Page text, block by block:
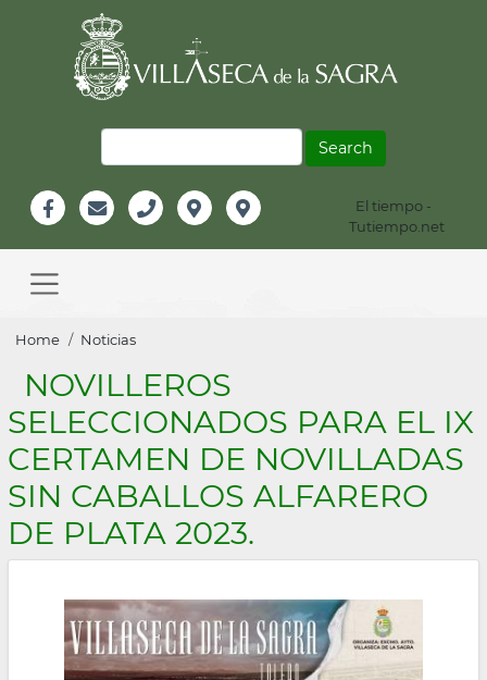
Información
Header
El tiempo -
Tutiempo.net
navigation
Breadcrumb
Home Noticias
NOVILLEROS
SELECCIONADOS PARA EL IX
CERTAMEN DE NOVILLADAS
SIN CABALLOS ALFARERO
DE PLATA 2023.